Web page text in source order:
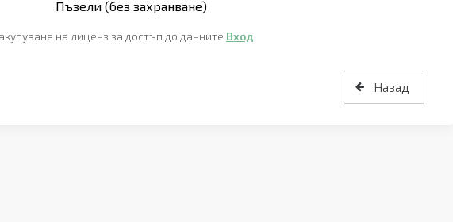
Пъзели (без захранване)
на лиценз за достъп до данните Вход
Назад